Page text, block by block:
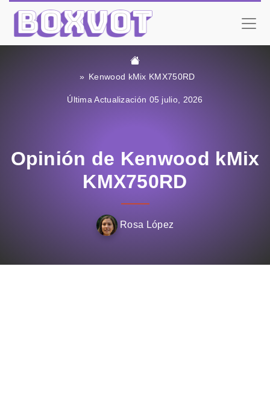
Kenwood kMix KMX750RD
Última Actualización 05 julio, 2026
Opinión de Kenwood kMix
KMX750RD
Rosa López